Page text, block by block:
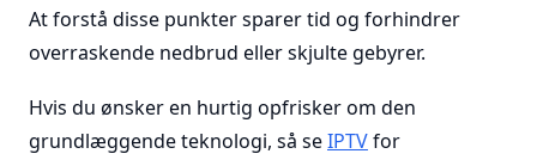
At forstå disse punkter sparer tid og forhindrer
overraskende nedbrud eller skjulte gebyrer.
Hvis du ønsker en hurtig opfrisker om den
grundlæggende teknologi, så seIPTVfor